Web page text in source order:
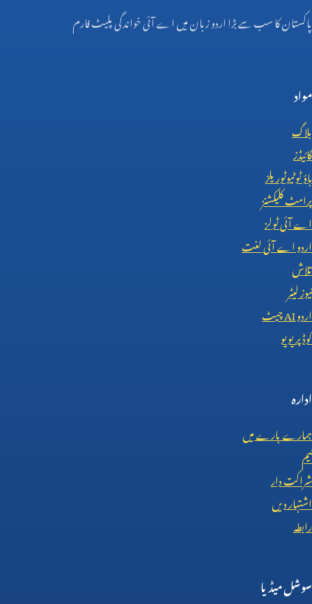
پاکستان کا سب سے بڑا اردو زبان میں اے آئی خواندگی پلیٹ فارم
مواد
بلاگ
گائیڈز
ہاؤ ٹو ٹیوٹوریلز
پرامٹ کلیکشنز
اے آئی ٹولز
اردو اے آئی لغت
تلاش
نیوز لیٹر
اردوAIچیٹ
کوڈ پریویو
ادارہ
ہمارے بارے میں
ٹیم
شراکت دار
اشتہار دیں
رابطہ
سوشل میڈیا